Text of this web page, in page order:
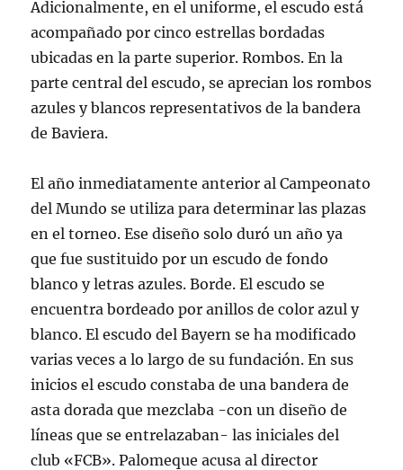
Adicionalmente, en el uniforme, el escudo está
acompañado por cinco estrellas bordadas
ubicadas en la parte superior. Rombos. En la
parte central del escudo, se aprecian los rombos
azules y blancos representativos de la bandera
de Baviera.
El año inmediatamente anterior al Campeonato
del Mundo se utiliza para determinar las plazas
en el torneo. Ese diseño solo duró un año ya
que fue sustituido por un escudo de fondo
blanco y letras azules. Borde. El escudo se
encuentra bordeado por anillos de color azul y
blanco. El escudo del Bayern se ha modificado
varias veces a lo largo de su fundación. En sus
inicios el escudo constaba de una bandera de
asta dorada que mezclaba -con un diseño de
líneas que se entrelazaban- las iniciales del
club «FCB». Palomeque acusa al director